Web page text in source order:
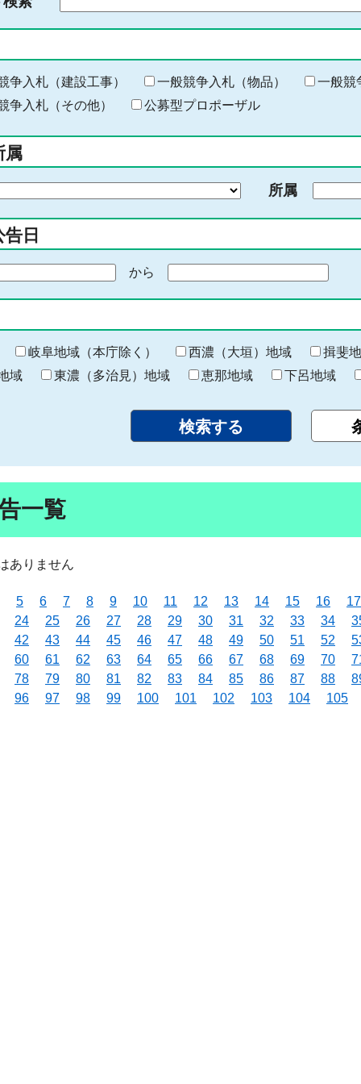
る
キ
ー
ー
入
力
争入札（建設工事） 一般競争入札（物品）
一般競
争入札（その他）
公募型プロポーザル
属
所属
日
から
終
わ
り
岐阜地域（本庁除く） 西濃（大垣）地域
揖斐
域
東濃（多治見）地域 恵那地域 下呂地域
一覧
ありません
5 6 7 8 9 10 11 12 13 14 15 16
17
24
25 26 27 28 29 30 31 32 33 34
42
43 44 45 46 47 48 49 50 51 52
60
61 62 63 64 65 66 67 68 69 70
78
79 80 81 82 83 84 85 86 87 88
96
97 98 99 100 101 102 103 104 105